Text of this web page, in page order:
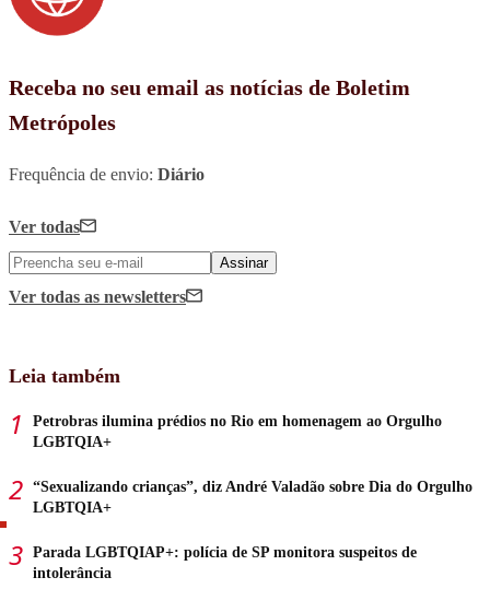
Receba no seu email as notícias de Boletim
Metrópoles
Frequência de envio: Diário
Ver todas
Assinar
Ver todas as newsletters
Leia também
Petrobras ilumina prédios no Rio em homenagem ao Orgulho
LGBTQIA+
“Sexualizando crianças”, diz André Valadão sobre Dia do Orgulho
LGBTQIA+
Parada LGBTQIAP+: polícia de SP monitora suspeitos de
intolerância